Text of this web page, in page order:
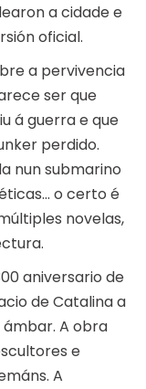
a cidade e
oficial.
a pervivencia
ser que
á guerra e que
perdido.
nun submarino
o certo é
novelas,
aniversario de
de Catalina a
A obra
e
A